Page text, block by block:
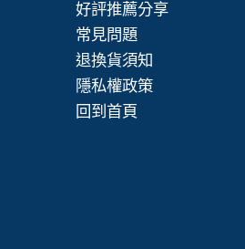
好評推薦分享
常見問題
退換貨須知
隱私權政策
回到首頁